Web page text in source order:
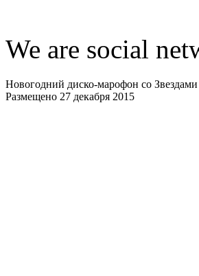
We are social
Новогодний диско-марофон со
Размещено 27 декабря 2015